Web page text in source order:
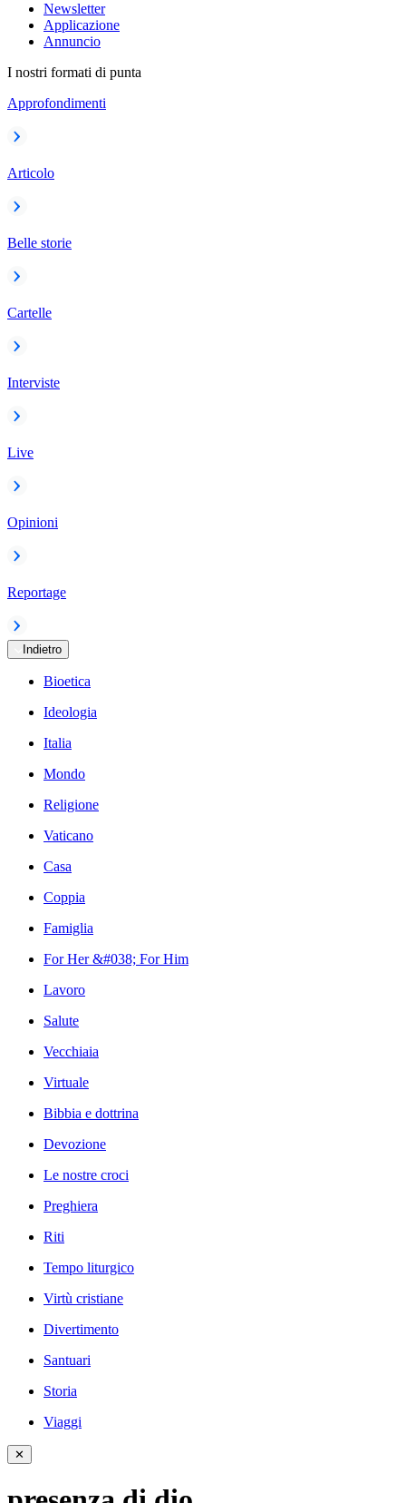
Newsletter
Applicazione
Annuncio
I nostri formati di punta
Approfondimenti
Articolo
Belle storie
Cartelle
Interviste
Live
Opinioni
Reportage
Indietro
Bioetica
Ideologia
Italia
Mondo
Religione
Vaticano
Casa
Coppia
Famiglia
For Her &#038; For Him
Lavoro
Salute
Vecchiaia
Virtuale
Bibbia e dottrina
Devozione
Le nostre croci
Preghiera
Riti
Tempo liturgico
Virtù cristiane
Divertimento
Santuari
Storia
Viaggi
✕